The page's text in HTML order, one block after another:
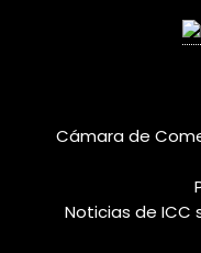
Cámara de
Noticias de ICC